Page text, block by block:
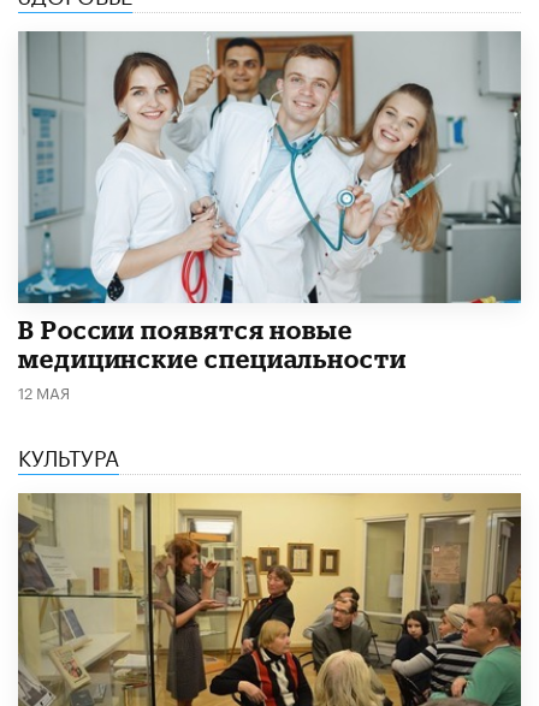
В России появятся новые
медицинские специальности
12 МАЯ
КУЛЬТУРА